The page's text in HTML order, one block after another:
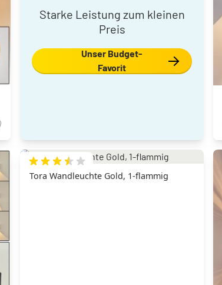
Starke Leistung zum kleinen
Preis
Unser Budget-
Favorit
Tora Wandleuchte Gold, 1-flammig